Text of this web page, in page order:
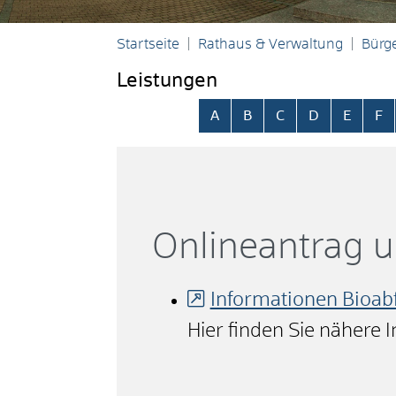
Startseite Rathaus & Verwaltung
Leistungen
Alphabetisches Register
A B C D E F
Onlineantrag
Informationen
Hier finden Sie nähere